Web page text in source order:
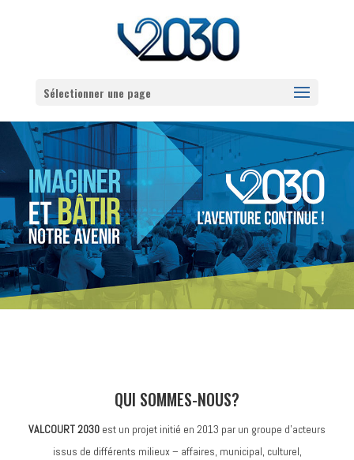
Sélectionner une page
QUI SOMMES-NOUS?
VALCOURT 2030 est un projet initié en 2013 par un groupe d’acteurs
issus de différents milieux – affaires, municipal, culturel,